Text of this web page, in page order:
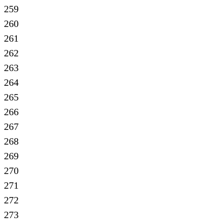
259
260
261
262
263
264
265
266
267
268
269
270
271
272
273